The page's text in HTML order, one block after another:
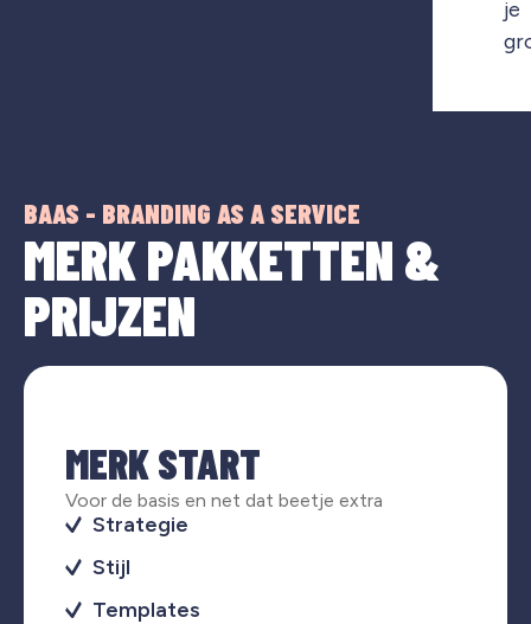
je
BAAS - BRANDING AS A SERVICE
MERK PAKKETTEN &
PRIJZEN
MERK START
Voor de basis en net dat beetje extra
Strategie
Stijl
Templates